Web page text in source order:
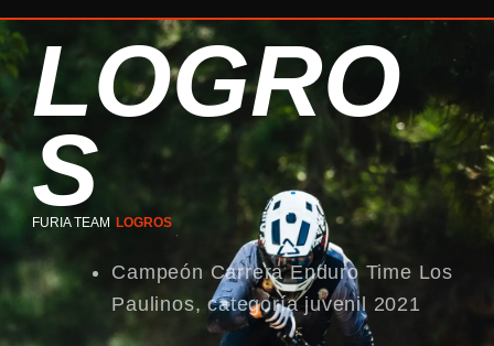
LOGRO
S
FURIA TEAM LOGROS
Campeón Carrera Enduro Time Los
Paulinos, categoría juvenil 2021